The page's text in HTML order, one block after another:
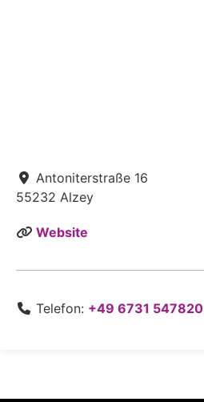
Antoniterstraße 16
55232 Alzey
Website
Telefon: +49 6731 547820